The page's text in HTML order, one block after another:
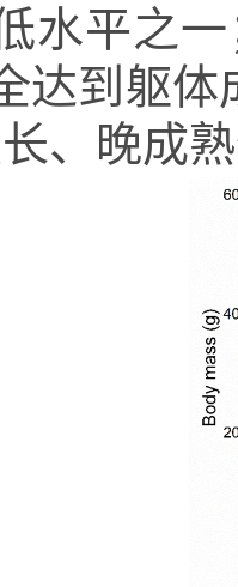
水平之
达到躯体
、晚成